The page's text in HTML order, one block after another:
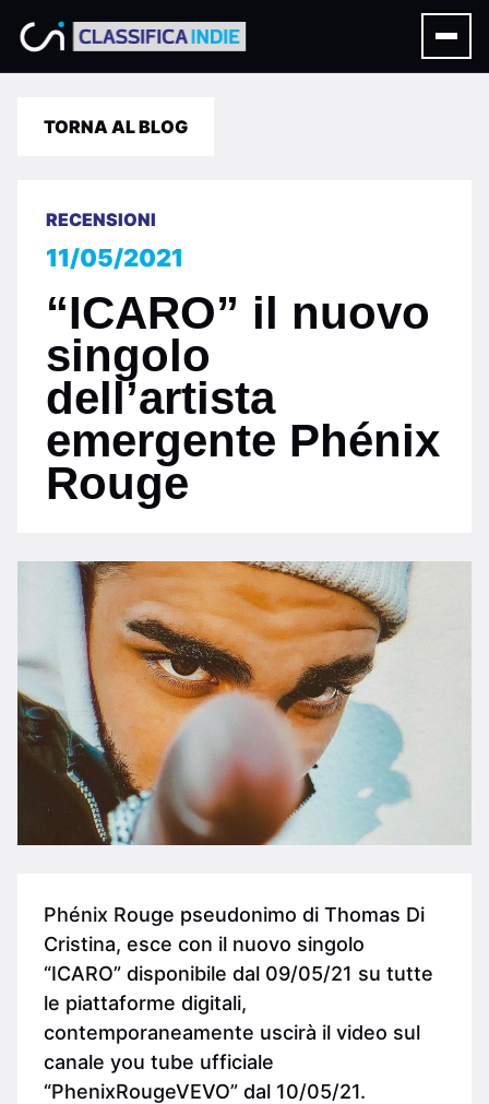
TORNA AL BLOG
RECENSIONI
11/05/2021
“ICARO” il nuovo
singolo
dell’artista
emergente Phénix
Rouge
Phénix Rouge pseudonimo di Thomas Di
Cristina, esce con il nuovo singolo
“ICARO” disponibile dal 09/05/21 su tutte
le piattaforme digitali,
contemporaneamente uscirà il video sul
canale you tube ufficiale
“PhenixRougeVEVO” dal 10/05/21.